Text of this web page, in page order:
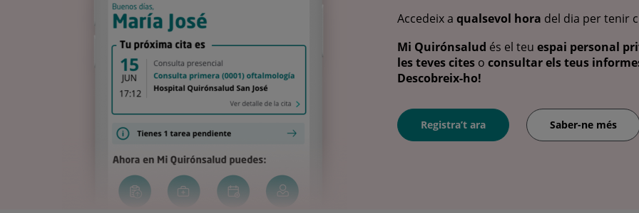
Accedeix a qualsevol hora del dia per tenir
Mi Quirónsalud és el teu espai personal
les teves cites o consultar els teus
Descobreix-ho!
Registra’t ara Saber-ne més